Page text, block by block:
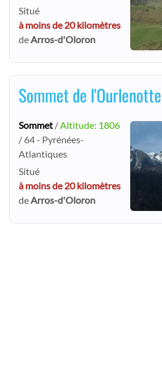
Situé
à moins de 20 kilomètres
deArros-d'Oloron
Sommet de l'Ourlenotte
Sommet /Altitude: 1806
/ 64 - Pyrénées-
Atlantiques
Situé
à moins de 20 kilomètres
deArros-d'Oloron